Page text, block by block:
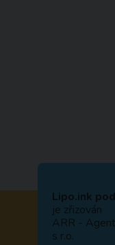
Lipo.ink
je zřizován
ARR -
s r.o.